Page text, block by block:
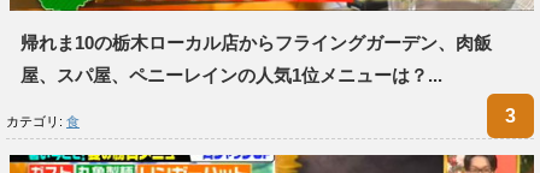
帰れま10の栃木ローカル店からフライングガーデン、肉飯
屋、スパ屋、ペニーレインの人気1位メニューは？...
カテゴリ: 食